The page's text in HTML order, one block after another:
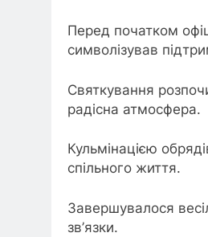
Перед початком
символізував
Святкування
радісна атмосфера.
Кульмінацією
спільного життя.
Завершувалося
зв’язки.